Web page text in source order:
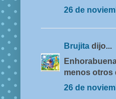
26 de
Brujita dijo...
menos otros
26 de